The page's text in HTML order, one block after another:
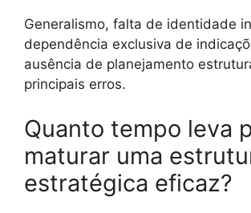
Generalismo, falta de identidade
dependência exclusiva de
ausência de planejamento
principais erros.
Quanto tempo leva
maturar uma
estratégica eficaz?